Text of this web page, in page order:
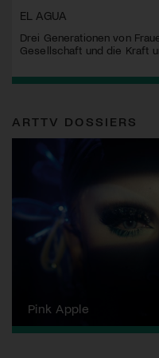
EL AGUA
Drei Generationen von
Gesellschaft und die Kraft
ARTTV DOSSIERS
Zurich Film Festival
Pink Apple
Locarno Film Festival
Human Rights Film
Yesh! Neues aus der
Neuchâtel
Visions du Réel
Berlinale
Solothurner Filmtage
Geneva International